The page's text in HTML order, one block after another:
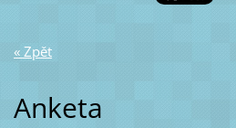
« Zpět
Anketa